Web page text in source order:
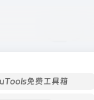
uTools免费工具箱